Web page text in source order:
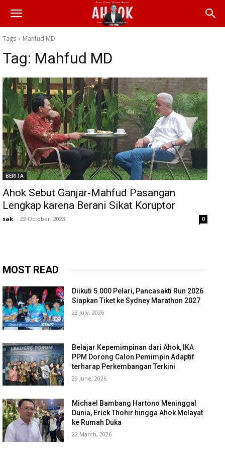
Tags Mahfud MD
Tag: Mahfud MD
BERITA
Ahok Sebut Ganjar-Mahfud Pasangan
Lengkap karena Berani Sikat Koruptor
sak - 22 October, 2023 0
MOST READ
Diikuti 5.000 Pelari, Pancasakti Run 2026
Siapkan Tiket ke Sydney Marathon 2027
22 July, 2026
Belajar Kepemimpinan dari Ahok, IKA
PPM Dorong Calon Pemimpin Adaptif
terharap Perkembangan Terkini
29 June, 2026
Michael Bambang Hartono Meninggal
Dunia, Erick Thohir hingga Ahok Melayat
ke Rumah Duka
22 March, 2026